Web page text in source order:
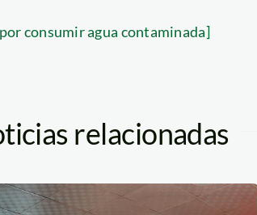
consumir agua contaminada]
relacionadas